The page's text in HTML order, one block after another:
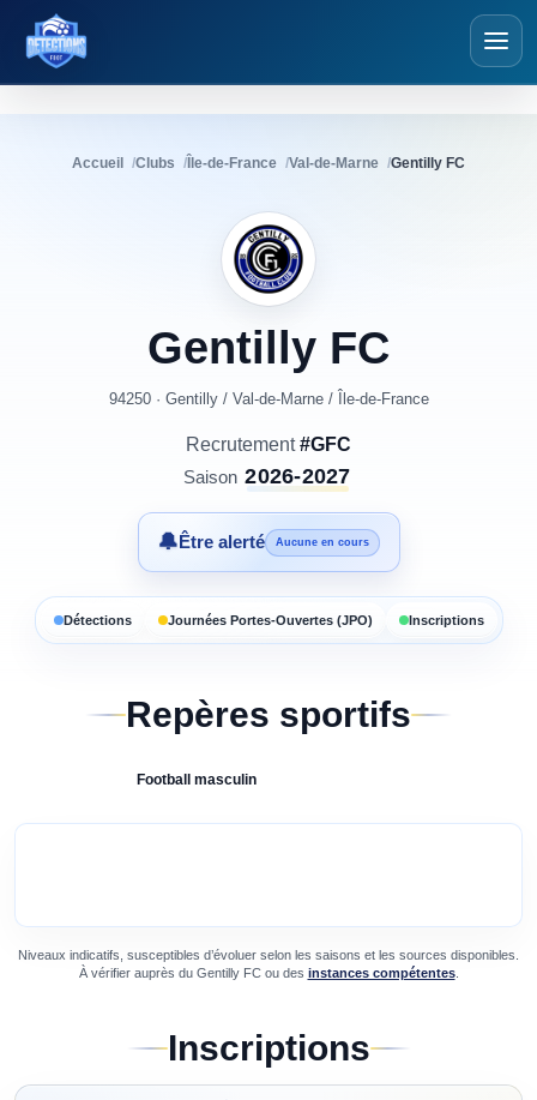
Détections Foot
Accueil Clubs Île-de-France Val-de-Marne Gentilly FC
Gentilly FC
94250 · Gentilly/ Val-de-Marne/ Île-de-France
Recrutement#GFC
Saison 2026-2027
🔔Être alerté Aucune en cours
Détections Journées Portes-Ouvertes (JPO) Inscriptions
Repères sportifs
Football masculin
Niveaux indicatifs, susceptibles d’évoluer selon les saisons et les sources disponibles.
À vérifier auprès du Gentilly FCou des instances compétentes.
Inscriptions